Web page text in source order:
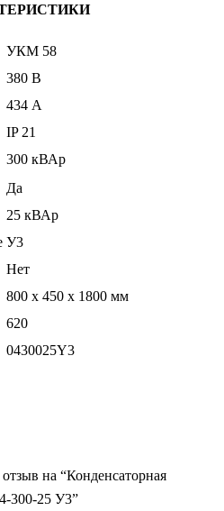
УКМ 58
380 В
434 А
IP 21
300 кВАр
Да
25 кВАр
У3
Нет
800 х 450 х 1800 мм
620
0430025Y3
на “Конденсаторная
300-25 У3”